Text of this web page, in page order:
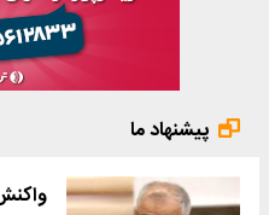
پیشنهاد ما